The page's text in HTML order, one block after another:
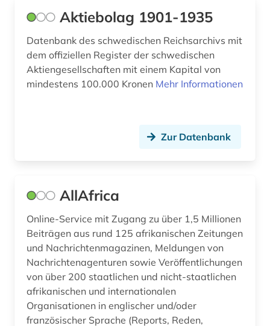
e-learning (1)
economic and social commission for asia and
einkommen (1)
einkommenssteuer (1)
einkommensverteilung (1)
einwanderung (1)
electronic commerce (1)
Aktiebolag 1901-1935
Datenbank des schwedischen Reichsarchivs mit
dem offiziellen Register der schwedischen
Aktiengesellschaften mit einem Kapital von
mindestens 100.000 Kronen Mehr Informationen
Zur Datenbank
AllAfrica
Online-Service mit Zugang zu über 1,5 Millionen
Beiträgen aus rund 125 afrikanischen Zeitungen
und Nachrichtenmagazinen, Meldungen von
Nachrichtenagenturen sowie Veröffentlichungen
von über 200 staatlichen und nicht-staatlichen
afrikanischen und internationalen
Organisationen in englischer und/oder
französischer Sprache (Reports, Reden,